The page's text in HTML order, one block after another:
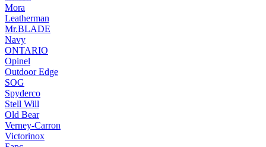
Mora
Leatherman
Mr.BLADE
Navy
ONTARIO
Opinel
Outdoor Edge
SOG
Spyderco
Stell Will
Old Bear
Verney-Carron
Victorinox